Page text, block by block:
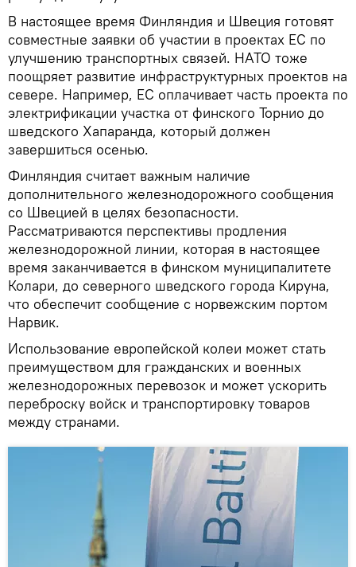
В настоящее время Финляндия и Швеция готовят
совместные заявки об участии в проектах ЕС по
улучшению транспортных связей. НАТО тоже
поощряет развитие инфраструктурных проектов на
севере. Например, ЕС оплачивает часть проекта по
электрификации участка от финского Торнио до
шведского Хапаранда, который должен
завершиться осенью.
Финляндия считает важным наличие
дополнительного железнодорожного сообщения
со Швецией в целях безопасности.
Рассматриваются перспективы продления
железнодорожной линии, которая в настоящее
время заканчивается в финском муниципалитете
Колари, до северного шведского города Кируна,
что обеспечит сообщение с норвежским портом
Нарвик.
Использование европейской колеи может стать
преимуществом для гражданских и военных
железнодорожных перевозок и может ускорить
переброску войск и транспортировку товаров
между странами.